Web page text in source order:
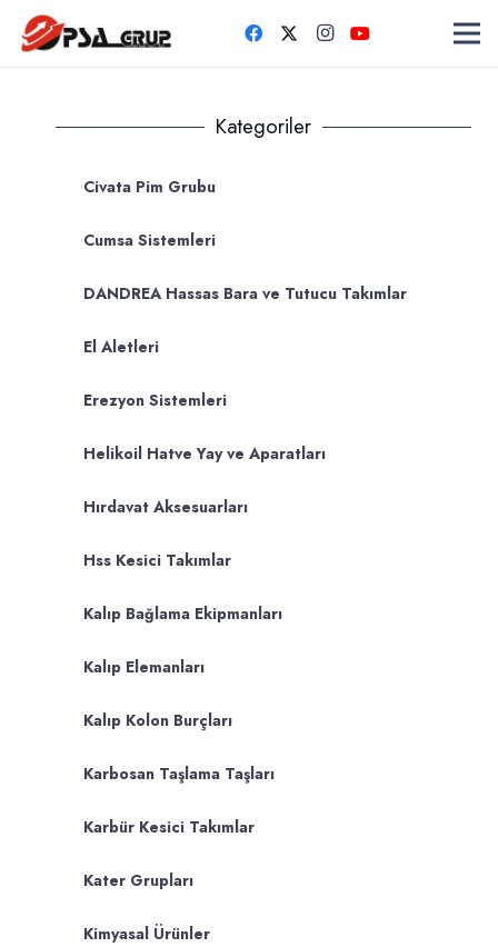
Kategoriler
Civata Pim Grubu
Cumsa Sistemleri
DANDREA Hassas Bara ve Tutucu Takımlar
El Aletleri
Erezyon Sistemleri
Helikoil Hatve Yay ve Aparatları
Hırdavat Aksesuarları
Hss Kesici Takımlar
Kalıp Bağlama Ekipmanları
Kalıp Elemanları
Kalıp Kolon Burçları
Karbosan Taşlama Taşları
Karbür Kesici Takımlar
Kater Grupları
Kimyasal Ürünler